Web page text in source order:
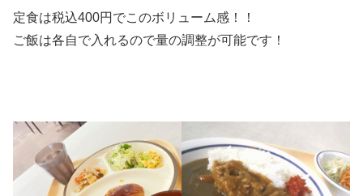
定食は税込400円でこのボリューム感！！
ご飯は各自で入れるので量の調整が可能です！